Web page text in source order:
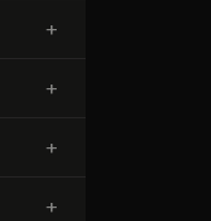
+
+
+
+